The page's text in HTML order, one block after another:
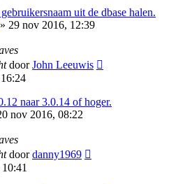
uit de dbase halen.
» 29 nov 2016, 12:39
doorJohn Leeuwis
naar 3.0.14 of hoger.
nov 2016, 08:22
doordanny1969